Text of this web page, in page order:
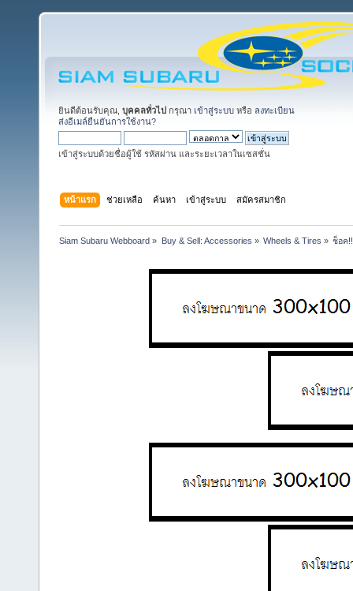
ยินดีต้อนรับคุณ, บุคคลทั่วไป กรุณา เข้าสู่ระบบ หรือ ลงทะเบียน
ส่งอีเมล์ยืนยันการใช้งาน?
เข้าสู่ระบบด้วยชื่อผู้ใช้ รหัสผ่าน และระยะเวลาในเซสชั่น
หน้าแรก ช่วยเหลือ ค้นหา เข้าสู่ระบบ สมัครสมาชิก
Siam Subaru Webboard » Buy & Sell: Accessories » Wheels & Tires » ช็อค